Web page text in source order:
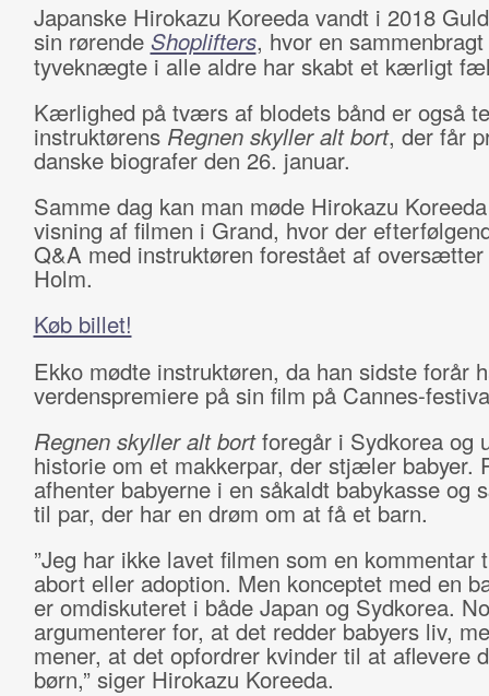
Japanske Hirokazu Koreeda vandt i 2018
sin rørende Shoplifters, hvor en
tyveknægte i alle aldre har skabt et kærligt
Kærlighed på tværs af blodets bånd er også
instruktørens Regnen skyller alt bort, der får
danske biografer den 26. januar.
Samme dag kan man møde Hirokazu
visning af filmen i Grand, hvor der
Q&A med instruktøren forestået af
Holm.
Køb billet!
Ekko mødte instruktøren, da han sidste forår
verdenspremiere på sin film på Cannes-
Regnen skyller alt bortforegår i Sydkorea og
historie om et makkerpar, der stjæler babyer.
afhenter babyerne i en såkaldt babykasse og
til par, der har en drøm om at få et barn.
”Jeg har ikke lavet filmen som en kommentar
abort eller adoption. Men konceptet med en
er omdiskuteret i både Japan og Sydkorea.
argumenterer for, at det redder babyers liv,
mener, at det opfordrer kvinder til at aflevere
børn,” siger Hirokazu Koreeda.